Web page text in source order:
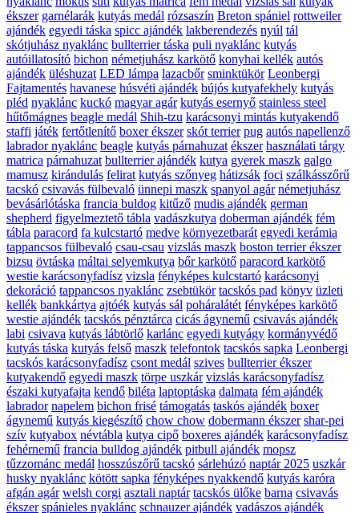
ékszer garnélarák kutyás medál rózsaszín Breton spániel rottweiler
ajándék egyedi táska spicc ajándék lakberendezés nyúl tál
skótjuhász nyaklánc bullterrier táska puli nyaklánc kutyás
autóillatosító bichon németjuhász karkötő konyhai kellék autós
ajándék üléshuzat LED lámpa lazacbőr sminktükör Leonbergi
Fajtamentés havanese húsvéti ajándék bújós kutyafekhely kutyás
pléd nyaklánc kuckó magyar agár kutyás esernyő stainless steel
hűtőmágnes beagle medál Shih-tzu karácsonyi mintás kutyakendő
staffi játék fertőtlenítő boxer ékszer skót terrier pug autós napellenző
labrador nyaklánc beagle kutyás párnahuzat ékszer használati tárgy
matrica párnahuzat bullterrier ajándék kutya gyerek maszk galgo
mamusz kirándulás felirat kutyás szőnyeg hátizsák foci szálkásszőrű
tacskó csivavás fülbevaló ünnepi maszk spanyol agár németjuhász
bevásárlótáska francia buldog kitűző mudis ajándék german
shepherd figyelmeztető tábla vadászkutya doberman ajándék fém
tábla paracord fa kulcstartó medve környezetbarát egyedi kerámia
tappancsos fülbevaló csau-csau vizslás maszk boston terrier ékszer
bizsu övtáska máltai selyemkutya bőr karkötő paracord karkötő
westie karácsonyfadísz vizsla fényképes kulcstartó karácsonyi
dekoráció tappancsos nyaklánc zsebtükör tacskós pad könyv üzleti
kellék bankkártya ajtóék kutyás sál poháralátét fényképes karkötő
westie ajándék tacskós pénztárca cicás ágynemű csivavás ajándék
labi csivava kutyás lábtörlő karlánc egyedi kutyágy kormányvédő
kutyás táska kutyás felső maszk telefontok tacskós sapka Leonbergi
tacskós karácsonyfadísz csont medál szives bullterrier ékszer
kutyakendő egyedi maszk törpe uszkár vizslás karácsonyfadísz
északi kutyafajta kendő biléta laptoptáska dalmata fém ajándék
labrador napelem bichon frisé támogatás taskós ajándék boxer
ágynemű kutyás kiegészítő chow chow dobermann ékszer shar-pei
szív kutyabox névtábla kutya cipő boxeres ajándék karácsonyfadísz
fehérnemű francia bulldog ajándék pitbull ajándék mopsz
tűzzománc medál hosszúszőrű tacskó sárlehúzó naptár 2025 uszkár
husky nyaklánc kötött sapka fényképes nyakkendő kutyás karóra
afgán agár welsh corgi asztali naptár tacskós ülőke barna csivavás
ékszer spánieles nyaklánc schnauzer ajándék vadászos ajándék